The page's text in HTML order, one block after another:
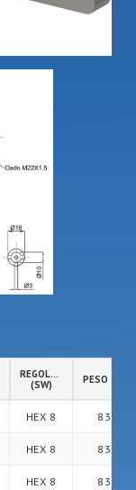
REGOLAZIONE
(SW)
PESO (gr)
HEX 8 83
HEX 8 83
HEX 8 83